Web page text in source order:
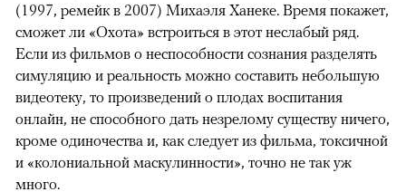
(1997, ремейк в 2007) Михаэля Ханеке. Время покажет,
сможет ли «Охота» встроиться в этот неслабый ряд.
Если из фильмов о неспособности сознания разделять
симуляцию и реальность можно составить небольшую
видеотеку, то произведений о плодах воспитания
онлайн, не способного дать незрелому существу ничего,
кроме одиночества и, как следует из фильма, токсичной
и «колониальной маскулинности», точно не так уж
много.